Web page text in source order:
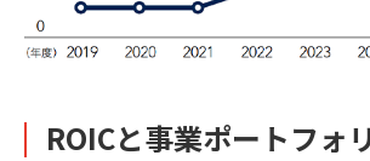
ROICと事業ポートフォ